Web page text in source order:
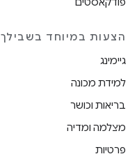
הצעות במיוחד בשבילך
גיימינג
למידת מכונה
בריאות וכושר
מצלמה ומדיה
פרטיות